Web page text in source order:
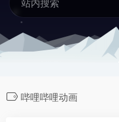
哔哩哔哩动画